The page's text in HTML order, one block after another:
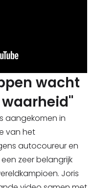
wacht
aangekomen in
van het
autocoureur en
zeer belangrijk
Joris